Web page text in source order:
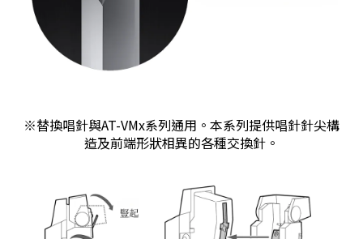
※替換唱針與AT-VMx系列通用。本系列提供唱針針尖構
造及前端形狀相異的各種交換針。